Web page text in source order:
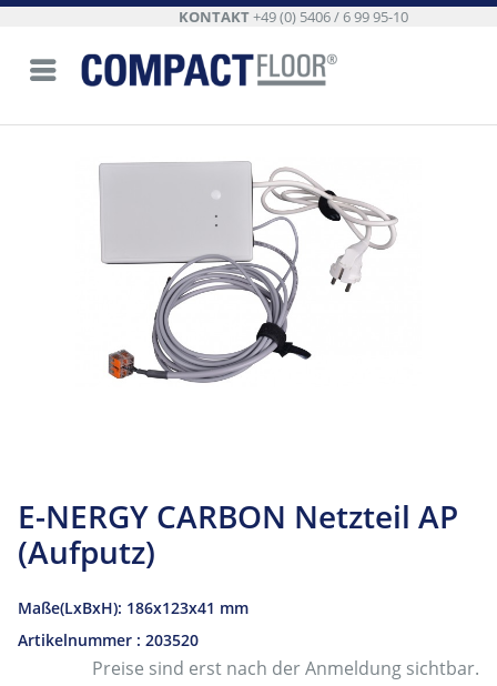
KONTAKT+49 (0) 5406 / 6 99 95-10
E-NERGY CARBON Netzteil AP
(Aufputz)
Maße(LxBxH): 186x123x41 mm
Artikelnummer : 203520
Preise sind erst nach der Anmeldung sichtbar.